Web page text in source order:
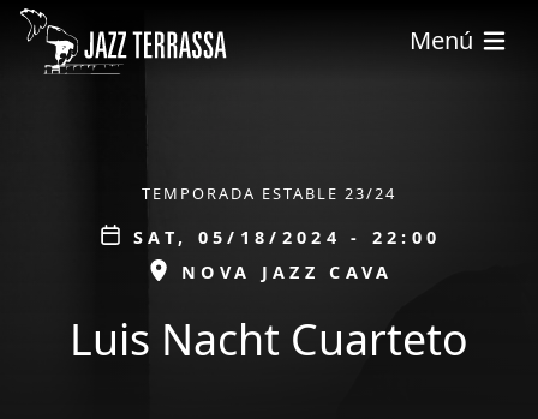
Skip to main content
Menú
TEMPORADA ESTABLE 23/24
Data
SAT, 05/18/2024 - 22:00
ESPAI
NOVA JAZZ CAVA
Luis Nacht Cuarteto